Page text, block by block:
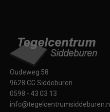
Oudeweg 58
9628 CG Siddeburen
0598 - 43 03 13
info@tegelcentrumsiddeburen.nl